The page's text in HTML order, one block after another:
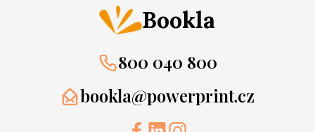
Bookla
800 040 800
bookla@powerprint.cz